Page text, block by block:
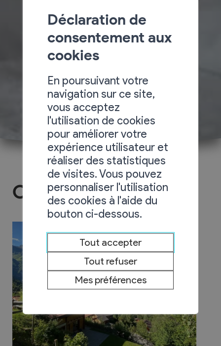
Chez Valérie
Déclaration de
consentement aux
cookies
En poursuivant votre
navigation sur ce site,
vous acceptez
l'utilisation de cookies
pour améliorer votre
expérience utilisateur et
réaliser des statistiques
de visites. Vous pouvez
personnaliser l'utilisation
des cookies à l'aide du
bouton ci-dessous.
Tout accepter
Tout refuser
Mes préférences